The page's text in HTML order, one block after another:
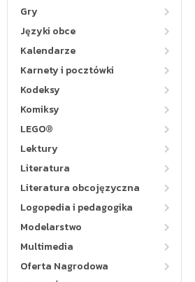
Gry
Języki obce
Kalendarze
Karnety i pocztówki
Kodeksy
Komiksy
LEGO®
Lektury
Literatura
Literatura obcojęzyczna
Logopedia i pedagogika
Modelarstwo
Multimedia
Oferta Nagrodowa